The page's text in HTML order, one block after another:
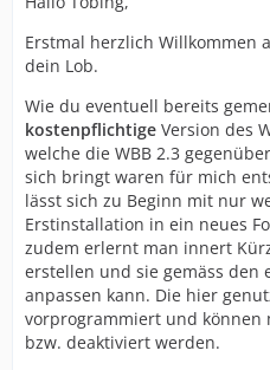
Erstmal herzlich Willkommen
dein Lob.
Wie du eventuell bereits
kostenpflichtige Version des
welche die WBB 2.3
sich bringt waren für mich
lässt sich zu Beginn mit nur
Erstinstallation in ein neues
zudem erlernt man innert
erstellen und sie gemäss den
anpassen kann. Die hier
vorprogrammiert und können
bzw. deaktiviert werden.